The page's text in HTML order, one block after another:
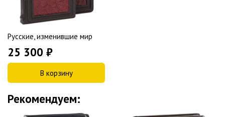
Русские, изменившие мир
25 300 ₽
В корзину
Рекомендуем: